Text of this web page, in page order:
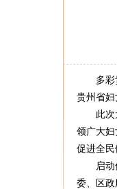
多彩贵
贵州省
此次大
领广大
促进全民
启动仪
委、区政